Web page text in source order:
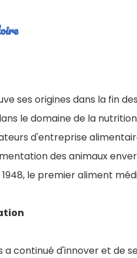
ses origines dans la fin
le domaine de la
d'entreprise
des animaux
le premier aliment
a continué d'innover et de